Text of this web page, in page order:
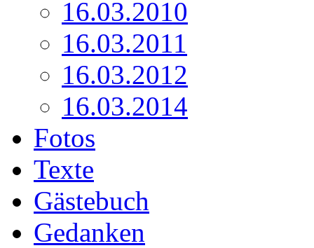
16.03.2010
16.03.2011
16.03.2012
16.03.2014
Fotos
Texte
Gästebuch
Gedanken